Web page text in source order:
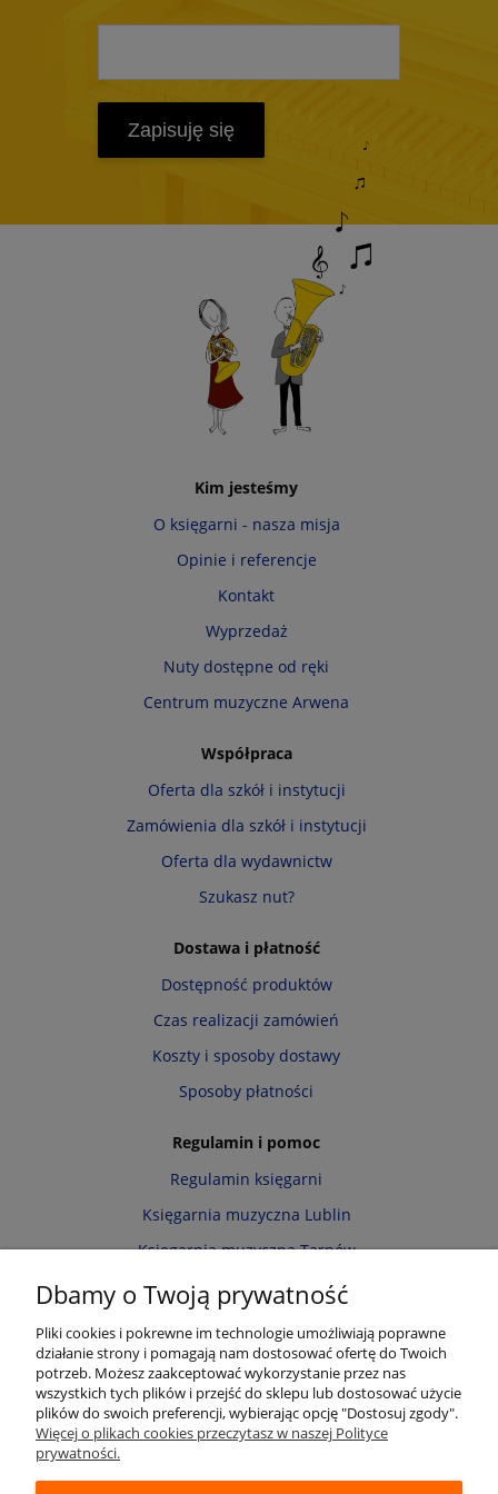
Zapisuję się
Kim jesteśmy
O księgarni - nasza misja
Opinie i referencje
Kontakt
Wyprzedaż
Nuty dostępne od ręki
Centrum muzyczne Arwena
Współpraca
Oferta dla szkół i instytucji
Zamówienia dla szkół i instytucji
Oferta dla wydawnictw
Szukasz nut?
Dostawa i płatność
Dostępność produktów
Czas realizacji zamówień
Koszty i sposoby dostawy
Sposoby płatności
Regulamin i pomoc
Regulamin księgarni
Księgarnia muzyczna Lublin
Księgarnia muzyczna Tarnów
Informacja o cookies
Zwroty i reklamacje
Moje konto
Twoje zamówienia
Przechowalnia
Dbamy o Twoją prywatność
Pliki cookies i pokrewne im technologie umożliwiają poprawne
działanie strony i pomagają nam dostosować ofertę do Twoich
potrzeb. Możesz zaakceptować wykorzystanie przez nas
wszystkich tych plików i przejść do sklepu lub dostosować użycie
plików do swoich preferencji, wybierając opcję "Dostosuj zgody".
Więcej o plikach cookies przeczytasz w naszej Polityce
prywatności.